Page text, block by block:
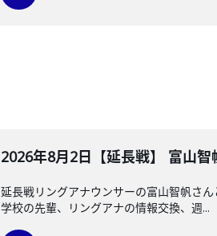
2026年8月2日【延長戦】 富山智
延長戦リングアナウンサーの富山智帆さ
学校の先輩、リングアナの情報交換、週...